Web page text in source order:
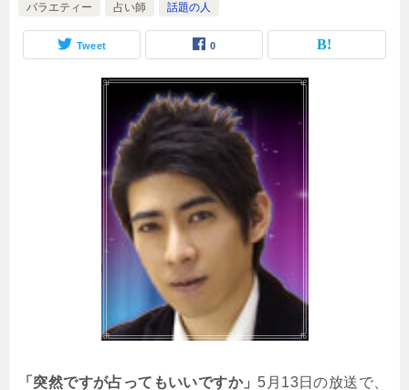
バラエティー
占い師 話題の人
Tweet 0
「突然ですが占ってもいいですか」 5月13日の放送で、